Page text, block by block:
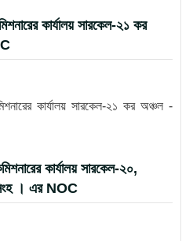
কার্যালয় সারকেল-২১ কর
কার্যালয় সারকেল-২১ কর অঞ্চল -
কার্যালয় সারকেল-২০,
। এর NOC